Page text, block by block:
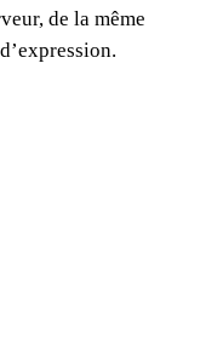
de la même